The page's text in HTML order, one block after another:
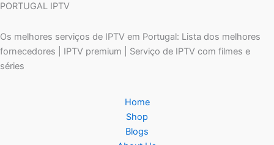
PORTUGAL IPTV
Os melhores serviços de IPTV em Portugal: Lista dos melhores
fornecedores | IPTV premium | Serviço de IPTV com filmes e
séries
Home
Shop
Blogs